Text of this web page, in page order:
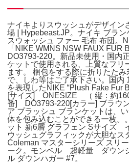
ナイキよりスウッシュがデザイン
場 | Hypebeast.JP。ナイキ ブラ
スウォッシュ ファー 毛布 布団。
「NIKE WMNS NSW FAUX FUR
DO3793-220。新品未使用・国内
ケットで使用される、上質なフリ
ます。 梱包をする際に折りたた
で、しわ等はご了承下さい。国内
を表現したNIKE “Plush Fake Fur
[サイズ] ONESIZE （ 縦：約
番] DO3793-220[カラー] ブラウ
ア プラッシュ ブランケットは、
体を包み込むことができる一枚。
ット 新6層 グラフェン Sサイズ
ウッシュグラフィックが大胆なス
Coleman マスターシリーズ スリ
ーク。モンベル 超軽量 ダウン
ル ダウンハガー #7。